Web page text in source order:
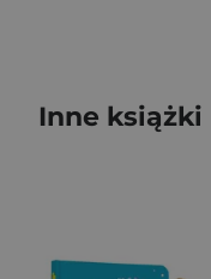
Inne książki